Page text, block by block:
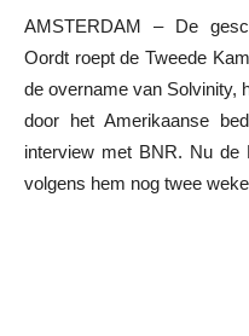
AMSTERDAM – De
Oordt roept de Tweede
de overname van Solvinity,
door het Amerikaanse
interview met BNR. Nu
volgens hem nog twee